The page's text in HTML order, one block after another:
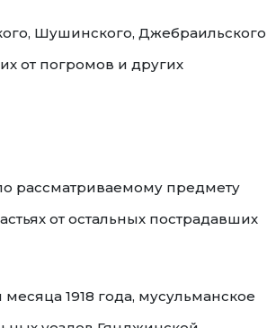
Шушинского, Джебраильского
от погромов и других
рассматриваемому предмету
от остальных пострадавших
1918 года, мусульманское